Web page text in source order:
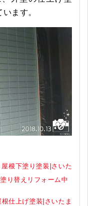
ます。
根下塗り塗装|さいた
り替えリフォーム中
仕上げ塗装|さいたま